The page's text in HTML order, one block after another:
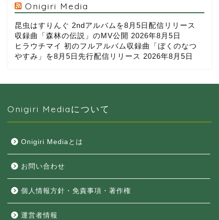
Onigiri Media
昆虫はすりんぐ 2ndアルバムを8月5日配信リリース
収録曲「森林の伝説」のMV公開 2026年8月5日
ヒラウチマイ 初のフルアルバム収録曲「ぼくのなつ
やすみ」を8月5日先行配信リリース 2026年8月5日
Onigiri Mediaについて
Onigiri Mediaとは
お問い合わせ
個人情報方針・免責事項・著作権
運営者情報